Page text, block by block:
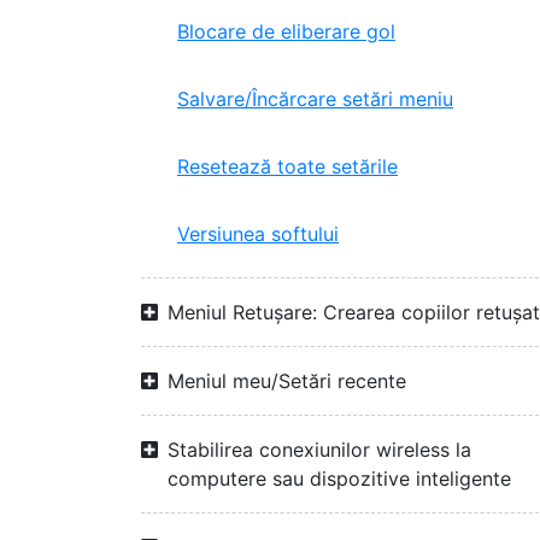
Blocare de eliberare gol
Salvare/Încărcare setări meniu
Resetează toate setările
Versiunea softului
Meniul Retușare: Crearea copiilor
Meniul meu/Setări recente
Stabilirea conexiunilor wireless la
computere sau dispozitive inteligente